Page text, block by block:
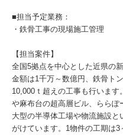
■担当予定業務：
・鉄骨工事の現場施工管理
【担当案件】
全国5拠点を中心とした近県の
金額は1千万～数億円、鉄骨ト
10,000ｔ超えの工事も行いま
や麻布台の超高層ビル、らら
大型の半導体工場や物流施設
がけています。1物件の工期は